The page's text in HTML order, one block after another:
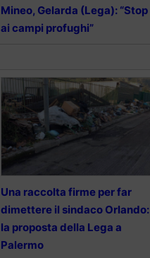
Mineo, Gelarda (Lega): “Stop
ai campi profughi”
Una raccolta firme per far
dimettere il sindaco Orlando:
la proposta della Lega a
Palermo